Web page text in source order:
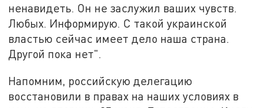
ненавидеть. Он не заслужил ваших чувств.
Любых. Информирую. С такой украинской
властью сейчас имеет дело наша страна.
Другой пока нет".
Напомним, российскую делегацию
восстановили в правах на наших условиях в